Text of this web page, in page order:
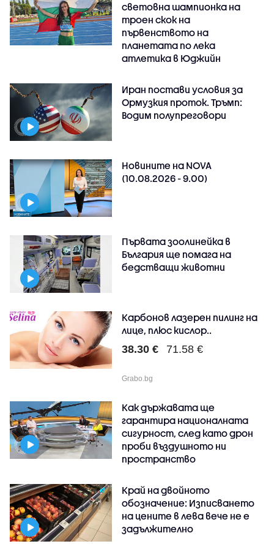
световна шампионка на
троен скок на
първенството на
планетата по лека
атлетика в Юджийн
Иран постави условия за
Ормузкия проток. Тръмп:
Водим полупреговори
Новините на NOVA
(10.08.2026 - 9.00)
Първата зоолинейка в
България ще помага на
бедстващи животни
Карбонов лазерен пилинг на
лице, плюс кислор..
38.30 € 71.58 €
Grabo.bg
Как държавата ще
гарантира националната
сигурност, след като дрон
проби въздушното ни
пространство
Край на двойното
обозначение: Изписването
на цените в лева вече не е
задължително